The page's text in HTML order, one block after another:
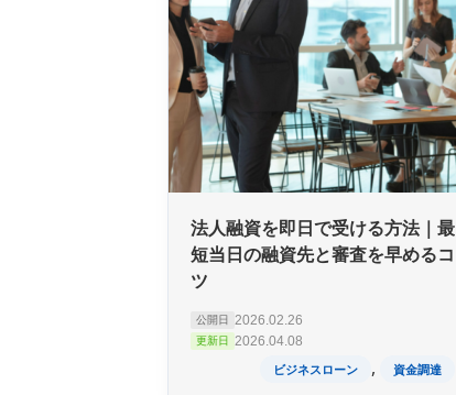
法人融資を即日で受ける方法｜最
短当日の融資先と審査を早めるコ
ツ
公開日 2026.02.26
更新日 2026.04.08
ビジネスローン , 資金調達